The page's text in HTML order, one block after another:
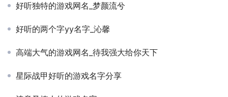
好听独特的游戏网名_梦颜流兮
好听的两个字yy名字_沁馨
高端大气的游戏网名_待我强大给你天下
星际战甲好听的游戏名字分享